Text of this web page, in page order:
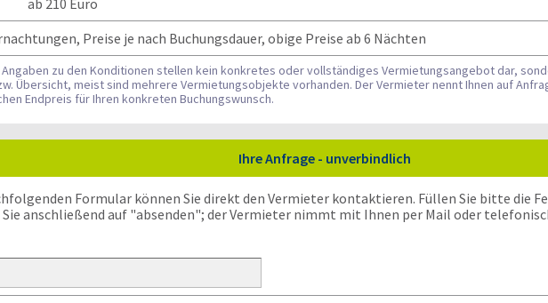
ab 210 Euro
Preise je nach Buchungsdauer, obige Preise ab 6 Nächten
Angaben zu den Konditionen stellen kein konkretes oder vollständiges Vermietungsangebot dar,
Übersicht, meist sind mehrere Vermietungsobjekte vorhanden. Der Vermieter nennt Ihnen auf
Endpreis für Ihren konkreten Buchungswunsch.
Ihre Anfrage - unverbindlich
Formular können Sie direkt den Vermieter kontaktieren. Füllen Sie bitte die
Sie anschließend auf "absenden"; der Vermieter nimmt mit Ihnen per Mail oder